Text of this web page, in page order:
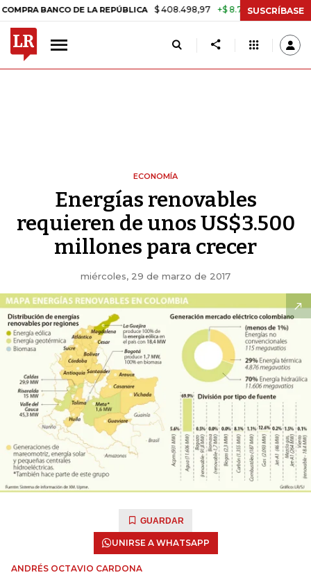
DE LA REPÚBLICA $ 408.498,97 +$ 8.753,81 +2,19% TASA
SUSCRÍBASE
ECONOMÍA
Energías renovables
requieren de unos US$3.500
millones para crecer
miércoles, 29 de marzo de 2017
GUARDAR
UNIRSE A WHATSAPP
ANDRÉS OCTAVIO CARDONA